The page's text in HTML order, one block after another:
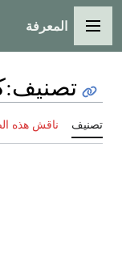
الرئيسية
المعرفة
تصنيف:كتب
ناقش هذه الصفحة